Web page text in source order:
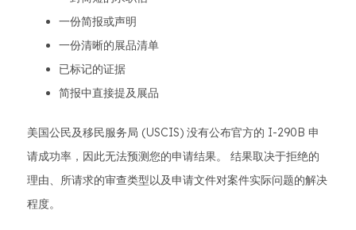
一份简报或声明
一份清晰的展品清单
已标记的证据
简报中直接提及展品
美国公民及移民服务局 (USCIS) 没有公布官方的 I-290B 申
请成功率，因此无法预测您的申请结果。 结果取决于拒绝的
理由、所请求的审查类型以及申请文件对案件实际问题的解决
程度。